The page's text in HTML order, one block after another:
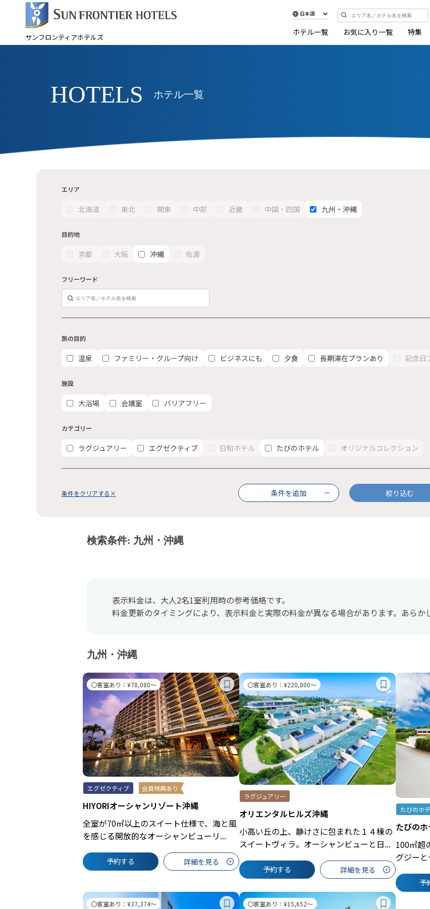
サンフロンティアホテルズ
日本語
ホテル一覧 お気に入り一覧 特集
HOTELS ホテル一覧
エリア
北海道 東北 関東 中部 近畿 中国・四国 九州・沖縄
目的地
京都 大阪 沖縄 佐渡
フリーワード
旅の目的
温泉 ファミリー・グループ向け ビジネスにも 夕食 長期滞在プランあり 記念日
施設
大浴場 会議室 バリアフリー
カテゴリー
ラグジュアリー エグゼクティブ 日和ホテル たびのホテル オリジナルコレクション
条件をクリアする× 条件を追加 絞り込む
検索条件: 九州・沖縄
表示料金は、大人2名1室利用時の参考価格です。
料金更新のタイミングにより、表示料金と実際の料金が異なる場合があります。あらか
九州・沖縄
〇客室あり：¥78,080～
エグゼクティブ 会員特典あり
HIYORIオーシャンリゾート沖縄
全室が70㎡以上のスイート仕様で、海と風
を感じる開放的なオーシャンビューリ...
予約する 詳細を見る
〇客室あり：¥220,800～
ラグジュアリー
オリエンタルヒルズ沖縄
小高い丘の上、静けさに包まれた１４棟の
スイートヴィラ。オーシャンビューと日...
予約する 詳細を見る
たびのホ
たびの
100㎡超
グジー
予
〇客室あり：¥37,374～ 〇客室あり：¥15,652～